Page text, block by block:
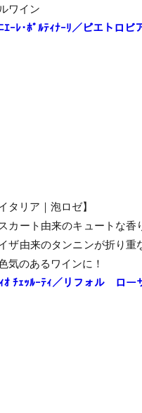
ワイン
ｴｰﾚ･ﾎﾟﾙﾃｨﾅｰﾘ／ピエトロビ
イタリア｜泡ロゼ】
カート由来のキュートな香
ザ由来のタンニンが折り重
気のあるワインに！
ｵ ﾁｪｯﾙｰﾃｨ／リフォル ロー